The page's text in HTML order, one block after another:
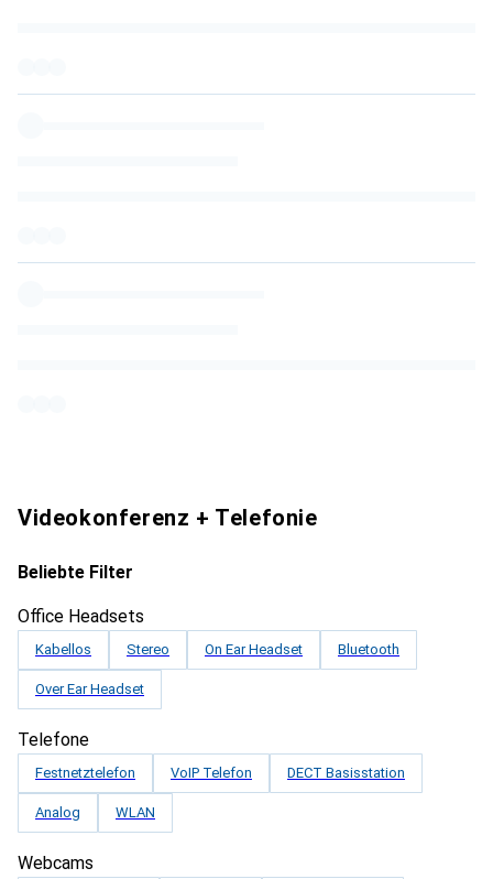
Videokonferenz + Telefonie
Beliebte Filter
Office Headsets
Kabellos Stereo On Ear Headset Bluetooth
Over Ear Headset
Telefone
Festnetztelefon VoIP Telefon DECT Basisstation
Analog WLAN
Webcams